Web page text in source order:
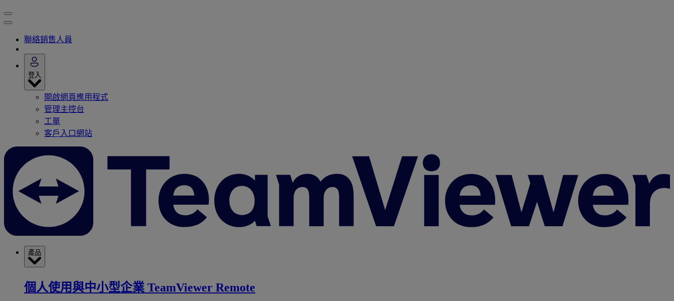
聯絡銷售人員
登入
開啟網頁應用程式
管理主控台
工單
客戶入口網站
產品
個人使用與中小型企業 TeamViewer Remote